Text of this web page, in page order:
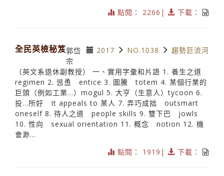
點閱： 2266|
下載：
全民英檢秘笈 2017 NO.1038 趨勢巨流河
郭岱
宗
（英文系退休副教授） 一、實用字彙和片語 1. 養生之道
regimen 2. 慫恿 entice 3. 圖騰 totem 4. 某個行業的
巨頭（例如工業…）mogul 5. 大亨（生意人）tycoon 6.
投…所好 It appeals to 某人 7. 弄巧成拙 outsmart
oneself 8. 待人之道 people skills 9. 雙下巴 jowls
10. 性向 sexual orientation 11. 概念 notion 12. 機
會渺...
點閱： 1919|
下載：